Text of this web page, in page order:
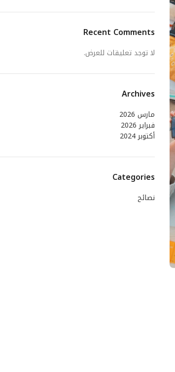
Recent Comments
لا توجد تعليقات للعرض.
Archives
مارس 2026
فبراير 2026
أكتوبر 2024
Categories
نصائح